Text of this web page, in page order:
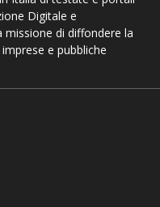
Digitale e
missione di diffondere la
e pubbliche